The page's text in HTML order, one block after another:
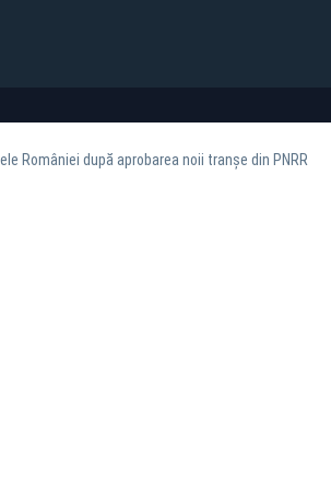
României după aprobarea noii tranșe din PNRR